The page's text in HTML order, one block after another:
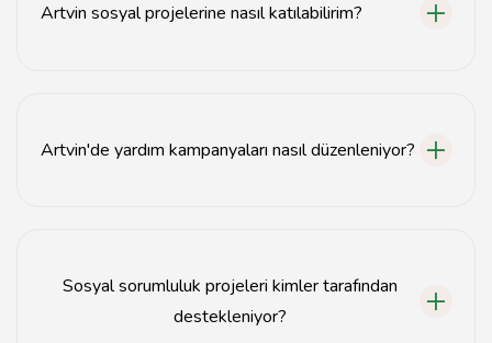
Artvin sosyal projelerine nasıl katılabilirim?
Artvin'de yardım kampanyaları nasıl düzenleniyor?
düzenlenmektedir.
Sosyal sorumluluk projeleri kimler tarafından
destekleniyor?